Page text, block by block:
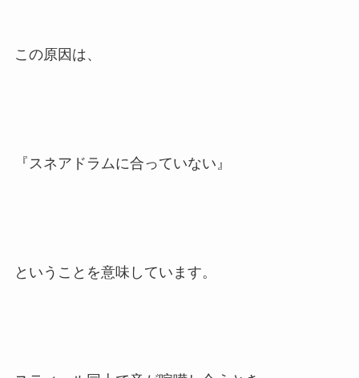
この原因は、
『スネアドラムに合っていない』
ということを意味しています。